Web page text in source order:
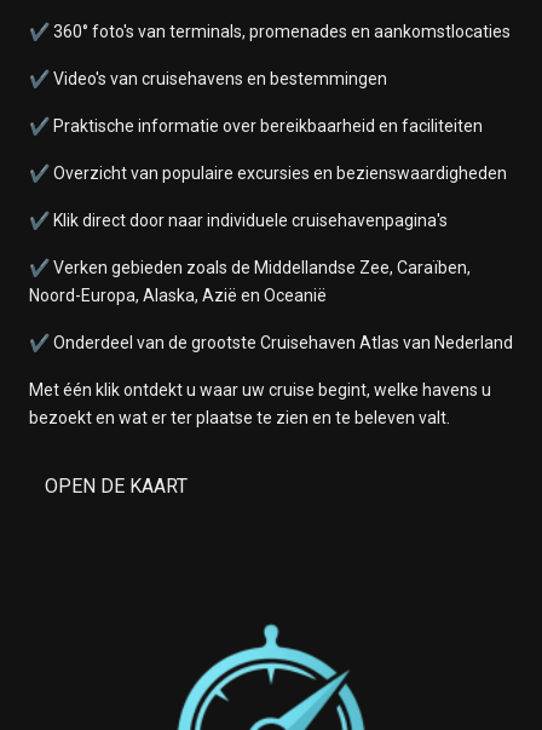
✔ 360° foto's van terminals, promenades en aankomstlocaties
✔ Video's van cruisehavens en bestemmingen
✔ Praktische informatie over bereikbaarheid en faciliteiten
✔ Overzicht van populaire excursies en bezienswaardigheden
✔ Klik direct door naar individuele cruisehavenpagina's
✔ Verken gebieden zoals de Middellandse Zee, Caraïben,
Noord-Europa, Alaska, Azië en Oceanië
✔ Onderdeel van de grootste Cruisehaven Atlas van Nederland
Met één klik ontdekt u waar uw cruise begint, welke havens u
bezoekt en wat er ter plaatse te zien en te beleven valt.
OPEN DE KAART